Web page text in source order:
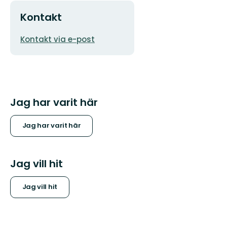
Kontakt
E-
Kontakt via e-post
Jag har varit här
Jag har varit här
Jag vill hit
Jag vill hit